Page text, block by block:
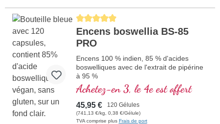
Transformé de manière professionnelle
pour une utilisation humaine sûre et
efficace.
Le Dr méd. Michalzik garantit une qualité
exceptionnelle, éprouvée de longue date.
Extraction douce à l’éthanol alimentaire
pour une pureté optimale.
Partenariat de plus de 20 ans – extrait en
Inde exclusivement pour Biotikon.
plus d’informations sur l’encens BS-
85
Average rating of 5 out of 5 stars
Encens boswellia BS-85
PRO
Encens 100 % indien, 85 % d'acides
boswelliques avec de l'extrait de pipérine
à 95 %
Achetez-en 3, le 4e est offert
45,95 € 120 Gélules
(741,13 €/kg, 0,38 €/Gélule)
TVA comprise plus Frais de port